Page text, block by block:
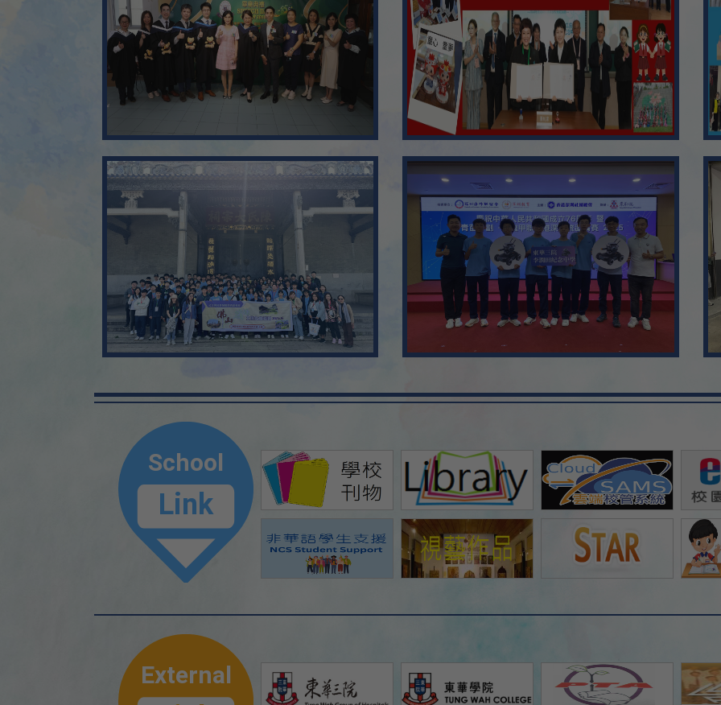
Aug
12
Aug
13
Aug
16
Aug
18
Aug
05/2025
使用A.I. 聊天機械人「自保
04/2024
惡劣天氣安排 ，上學指引:
School
Link
External